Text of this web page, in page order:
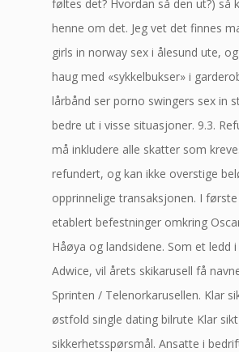
føltes det? Hvordan så den ut?) så
henne om det. Jeg vet det finnes
girls in norway sex i ålesund ute,
haug med «sykkelbukser» i
lårbånd ser porno swingers sex in
bedre ut i visse situasjoner. 9.3.
må inkludere alle skatter som
refundert, og kan ikke overstige
opprinnelige transaksjonen. I
etablert befestninger omkring
Håøya og landsidene. Som et ledd
Adwice, vil årets skikarusell få
Sprinten / Telenorkarusellen. Klar
østfold single dating bilrute Klar
sikkerhetsspørsmål. Ansatte i